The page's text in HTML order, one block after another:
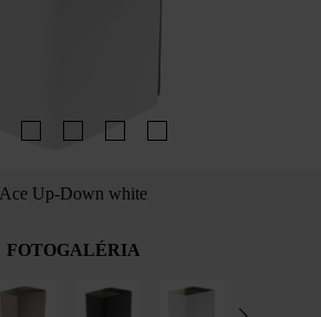
Ace Up-Down white
FOTOGALÉRIA